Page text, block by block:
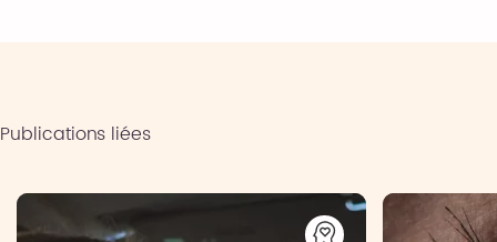
Publications liées